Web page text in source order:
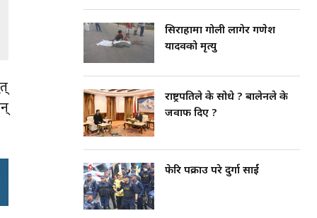
सिराहामा गोली लागेर गणेश
यादवको मृत्यु
राष्ट्रपतिले के सोधे ? बालेनले के
जवाफ दिए ?
फेरि पक्राउ परे दुर्गा प्रसाईं